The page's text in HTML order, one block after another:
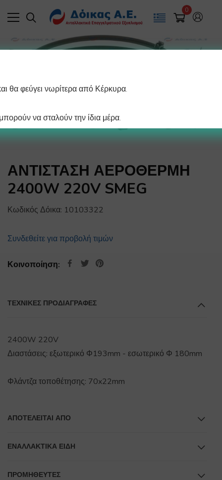
0
ΑΝΤΙΣΤΑΣΗ ΑΕΡΟΘΕΡΜΗ
2400W 220V SMEG
Κωδικός Δόικα: 10103322
Συνδεθείτε για προβολή τιμών
Κοινοποίηση:
ΤΕΧΝΙΚΕΣ ΠΡΟΔΙΑΓΡΑΦΕΣ
2400W 220V
Διαστάσεις: εξωτερικό Φ193mm - εσωτερικό Φ 180mm
Φλάντζα τοποθέτησης: 70x22mm
ΑΠΟΤΕΛΕΊΤΑΙ ΑΠΌ
ΕΝΑΛΛΑΚΤΙΚΆ ΕΊΔΗ
ΠΡΟΜΗΘΕΥΤΕΣ
θα φεύγει νωρίτερα από Κέρκυρα.
να σταλούν την ίδια μέρα.